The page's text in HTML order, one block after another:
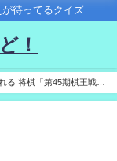
が待ってるクイズ
！
る 将棋「第45期棋王戦」